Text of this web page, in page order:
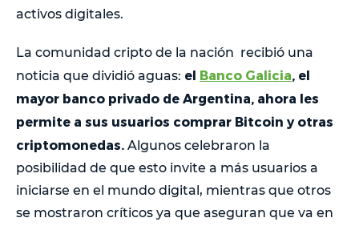
activos digitales.
La comunidad cripto de la nación recibió una
noticia que dividió aguas: el Banco Galicia , el
mayor banco privado de Argentina, ahora les
permite a sus usuarios comprar Bitcoin y otras
criptomonedas. Algunos celebraron la
posibilidad de que esto invite a más usuarios a
iniciarse en el mundo digital, mientras que otros
se mostraron críticos ya que aseguran que va en